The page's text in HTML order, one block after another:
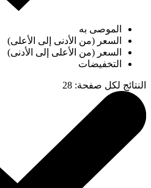
الموصى به
السعر (من الأدنى إلى الأعلى)
السعر (من الأعلى إلى الأدنى)
التخفيضات
النتائج لكل صفحة:
28